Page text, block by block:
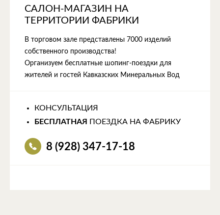
САЛОН-МАГАЗИН НА
ТЕРРИТОРИИ ФАБРИКИ
В торговом зале представлены 7000 изделий
собственного производства!
Организуем бесплатные шопинг-поездки для
жителей и гостей Кавказских Минеральных Вод
КОНСУЛЬТАЦИЯ
БЕСПЛАТНАЯ
ПОЕЗДКА НА ФАБРИКУ
8 (928) 347-17-18